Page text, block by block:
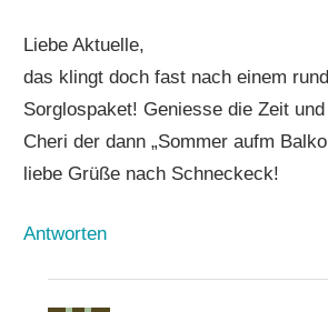
Liebe Aktuelle,
das klingt doch fast nach einem
Sorglospaket! Geniesse die Zeit
Cheri der dann „Sommer aufm
liebe Grüße nach Schneckeck!
Antworten